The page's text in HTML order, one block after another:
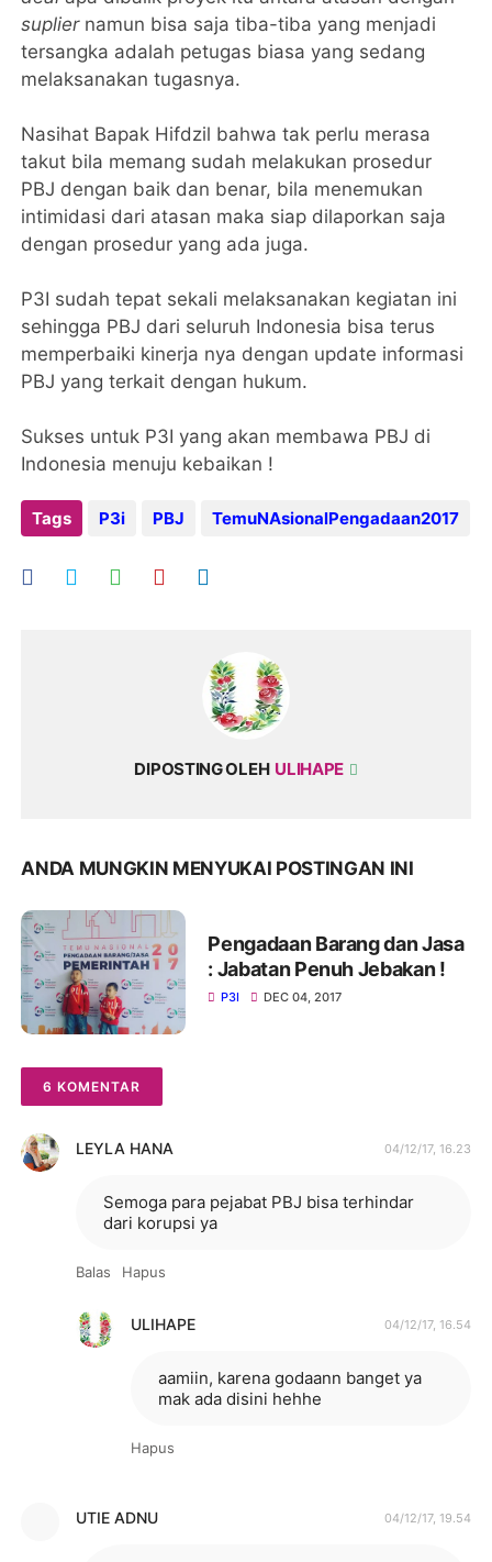
supliernamun bisa saja tiba-tiba yang menjadi
tersangka adalah petugas biasa yang sedang
melaksanakan tugasnya.
Nasihat Bapak Hifdzil bahwa tak perlu merasa
takut bila memang sudah melakukan prosedur
PBJ dengan baik dan benar, bila menemukan
intimidasi dari atasan maka siap dilaporkan saja
dengan prosedur yang ada juga.
P3I sudah tepat sekali melaksanakan kegiatan ini
sehingga PBJ dari seluruh Indonesia bisa terus
memperbaiki kinerja nya dengan update informasi
PBJ yang terkait dengan hukum.
Sukses untuk P3I yang akan membawa PBJ di
Indonesia menuju kebaikan !
Tags P3i PBJ TemuNAsionalPengadaan2017
DIPOSTING OLEH ULIHAPE
ANDA MUNGKIN MENYUKAI POSTINGAN INI
Pengadaan Barang dan Jasa
: Jabatan Penuh Jebakan !
P3I DEC 04, 2017
6 KOMENTAR
LEYLA HANA 04/12/17, 16.23
Semoga para pejabat PBJ bisa terhindar
dari korupsi ya
Balas Hapus
ULIHAPE 04/12/17, 16.54
aamiin, karena godaann banget ya
mak ada disini hehhe
Hapus
UTIE ADNU 04/12/17, 19.54